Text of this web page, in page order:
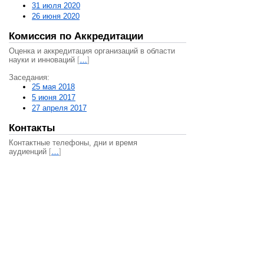
31 июля 2020
26 июня 2020
Комиссия по Аккредитации
Оценка и аккредитация организаций в области
науки и инноваций […]
Заседания:
25 мая 2018
5 июня 2017
27 апреля 2017
Контакты
Контактные телефоны, дни и время
аудиенций […]